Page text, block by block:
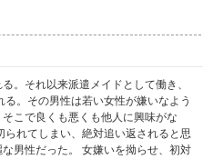
。それ以来派遣メイドとして働き、
。その男性は若い女性が嫌いなよう
こで良くも悪くも他人に興味がな
れてしまい、絶対追い返されると思
男性だった。 女嫌いを拗らせ、初対